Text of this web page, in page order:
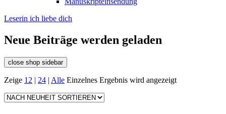
Leserin ich liebe dich
Neue Beiträge werden geladen
close shop sidebar
Zeige 12 | 24 | Alle Einzelnes Ergebnis wird angezeigt